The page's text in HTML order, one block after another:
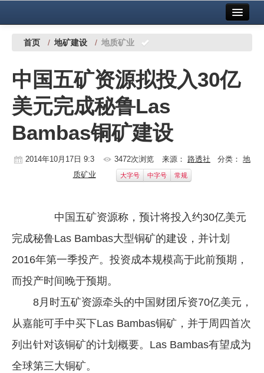
中国有色金属报社主办 广告服务
铜镍铅锌
铝
稀有稀土
有色市场
党建工作
企业文化
《资源再生》杂志
行情报价
首页 / 地矿建设 / 地质矿业
中国五矿资源拟投入30亿
美元完成秘鲁Las
Bambas铜矿建设
2014年10月17日 9:3 3472次浏览 来源： 路透社 分类： 地
质矿业
大字号 中字号 常规
中国五矿资源称，预计将投入约30亿美元
完成秘鲁Las Bambas大型铜矿的建设，并计划
2016年第一季投产。投资成本规模高于此前预期，
而投产时间晚于预期。
8月时五矿资源牵头的中国财团斥资70亿美元，
从嘉能可手中买下Las Bambas铜矿，并于周四首次
列出针对该铜矿的计划概要。Las Bambas有望成为
全球第三大铜矿。